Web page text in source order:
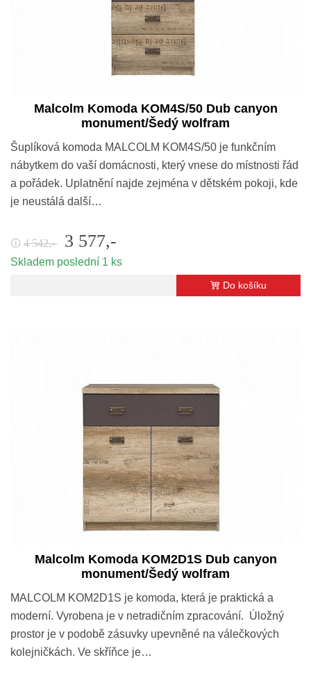
Malcolm Komoda KOM4S/50 Dub canyon
monument/Šedý wolfram
Šuplíková komoda MALCOLM KOM4S/50 je funkčním
nábytkem do vaší domácnosti, který vnese do místnosti řád
a pořádek. Uplatnění najde zejména v dětském pokoji, kde
je neustálá další…
🛈 4 542,- 3 577,-
Skladem poslední 1 ks
Do košíku
Malcolm Komoda KOM2D1S Dub canyon
monument/Šedý wolfram
MALCOLM KOM2D1S je komoda, která je praktická a
moderní. Vyrobena je v netradičním zpracování. Úložný
prostor je v podobě zásuvky upevněné na válečkových
kolejničkách. Ve skříňce je…